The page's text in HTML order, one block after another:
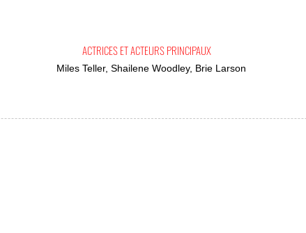
ACTRICES ET ACTEURS PRINCIPAUX
Miles Teller, Shailene Woodley, Brie Larson